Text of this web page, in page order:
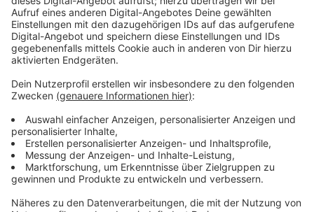
einen PIN-Code oder eine ID-Karte. Außerdem sind die
neuen Stellplätze videoüberwacht.
Anzeige
Mehr Infos und Links zum Thema:
Anzeige
Hier informiert die Stadt zum Thema "Bike & Ride
Die Rheinbahn mit einer Übersicht über